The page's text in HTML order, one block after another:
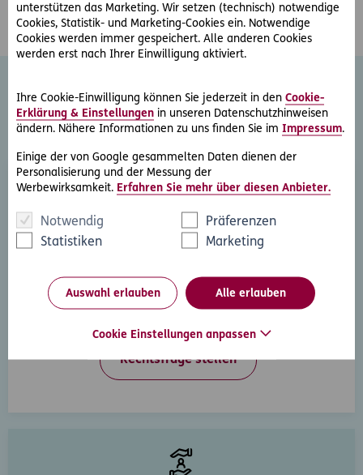
unterstützen das Marketing. Wir setzen (technisch) notwendige
Cookies, Statistik- und Marketing-Cookies ein. Notwendige
Cookies werden immer gespeichert. Alle anderen Cookies
werden erst nach Ihrer Einwilligung aktiviert.
Ihre Cookie-Einwilligung können Sie jederzeit in den Cookie-
Erklärung & Einstellungen in unseren Datenschutzhinweisen
ändern. Nähere Informationen zu uns finden Sie im Impressum.
Einige der von Google gesammelten Daten dienen der
Personalisierung und der Messung der
Werbewirksamkeit. Erfahren Sie mehr über diesen Anbieter.
Notwendig
Präferenzen
Statistiken
Marketing
Auswahl erlauben Alle erlauben
Cookie Einstellungen anpassen
Weitere Rechtsschutz-
Rechtsberatung
Sie haben ein rechtliche Frage? Unsere Rechtsexperten
Rechtsfrage stellen